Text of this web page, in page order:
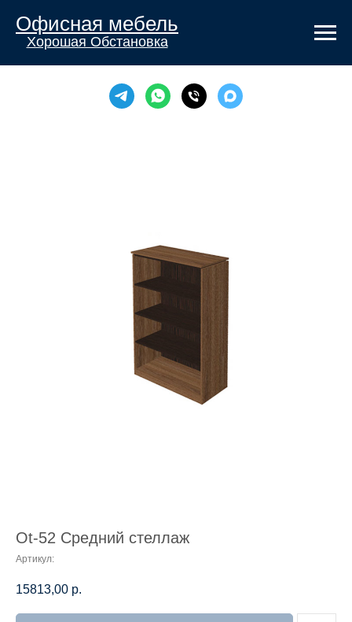
Офисная мебель
Хорошая Обстановка
Ot-52 Средний стеллаж
Артикул:
15813,00 р.